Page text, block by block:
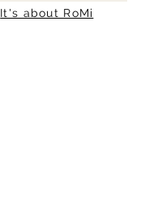
It's about RoMi